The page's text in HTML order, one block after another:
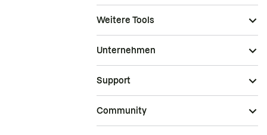
Weitere Tools
Unternehmen
Support
Community